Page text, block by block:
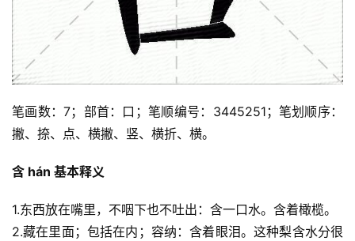
笔画数：7；部首：口；笔顺编号：3445251；笔划顺序：
撇、捺、点、横撇、竖、横折、横。
含 hán 基本释义
1.东西放在嘴里，不咽下也不吐出：含一口水。含着橄榄。
2.藏在里面；包括在内；容纳：含着眼泪。这种梨含水分很